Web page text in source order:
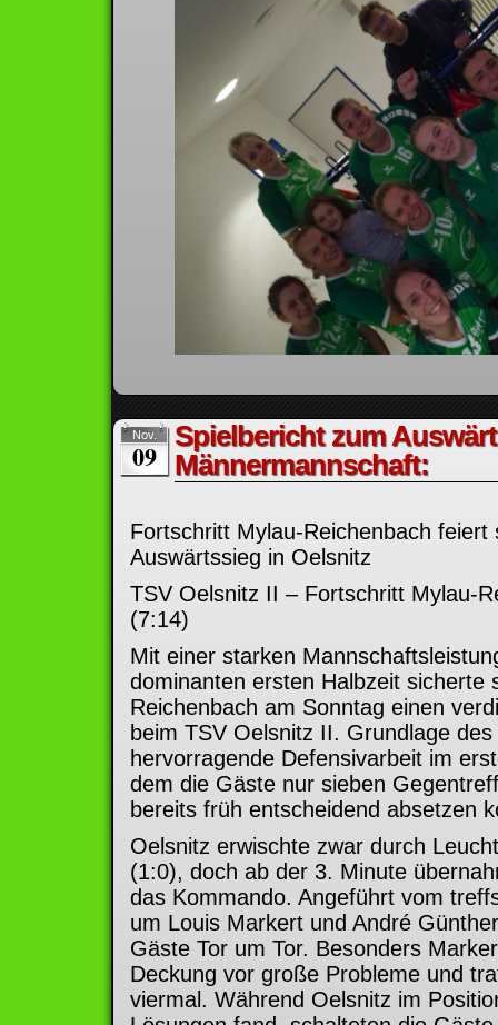
Nov.
09
Spielbericht zum
Männermannschaft:
Fortschritt Mylau-Reichenbach feiert
Auswärtssieg in Oelsnitz
TSV Oelsnitz II – Fortschritt Mylau-
(7:14)
Mit einer starken
dominanten ersten Halbzeit sicherte
Reichenbach am Sonntag einen
beim TSV Oelsnitz II. Grundlage
hervorragende Defensivarbeit im
dem die Gäste nur sieben
bereits früh entscheidend absetzen
Oelsnitz erwischte zwar durch
(1:0), doch ab der 3. Minute
das Kommando. Angeführt vom
um Louis Markert und André
Gäste Tor um Tor. Besonders
Deckung vor große Probleme und
viermal. Während Oelsnitz im